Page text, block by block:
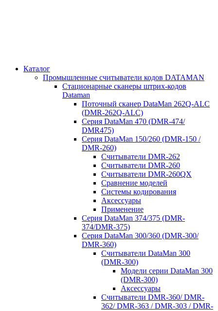
Каталог
Промышленные считыватели кодов DATAMAN
Стационарные сканеры штрих-кодов
Dataman
Поточный сканер DataMan 262Q-ALC
(DMR-262Q-ALC)
Серия DataMan 470 (DMR-474/
DMR475)
Cерия DataMan 150/260 (DMR-150 /
DMR-260)
Считыватели DMR-262
Считыватели DMR-260
Считыватели DMR-260QX
Сравнение моделей
Системы кодирования
Аксессуары
Применение
Серия DataMan 374/375 (DMR-
374/DMR-375)
Серия DataMan 300/360 (DMR-300/
DMR-360)
Считыватели DataMan 300
(DMR-300)
Модели серии DataMan 300
(DMR-300)
Аксессуары
Считыватели DMR-360/ DMR-
362/ DMR-363 / DMR-303 / DMR-